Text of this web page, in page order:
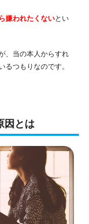
嫌われたくないとい
、当の本人からすれ
るつもりなのです。
因とは